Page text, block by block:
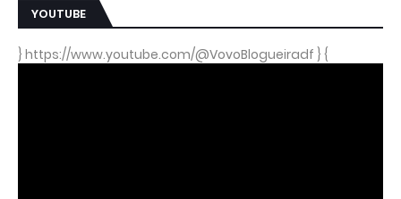
YOUTUBE
} https://www.youtube.com/@VovoBlogueiradf } {